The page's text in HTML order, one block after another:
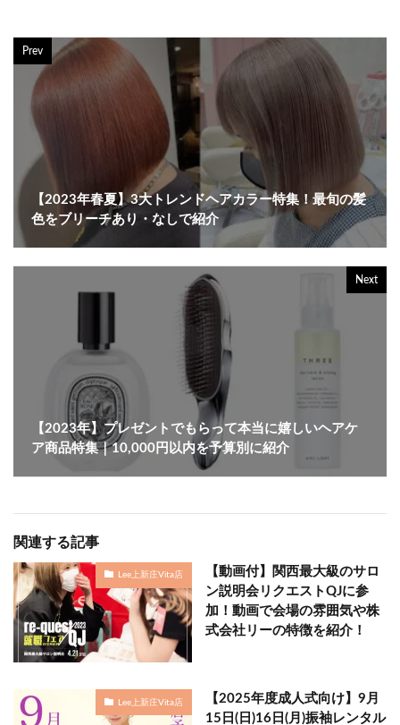
Prev
【2023年春夏】3大トレンドヘアカラー特集！最旬の髪
色をブリーチあり・なしで紹介
Next
【2023年】プレゼントでもらって本当に嬉しいヘアケ
ア商品特集｜10,000円以内を予算別に紹介
関連する記事
Lee上新庄Vita店
【動画付】関西最大級のサロ
ン説明会リクエストQJに参
加！動画で会場の雰囲気や株
式会社リーの特徴を紹介！
Lee上新庄Vita店
【2025年度成人式向け】9月
15日(日)16日(月)振袖レンタル